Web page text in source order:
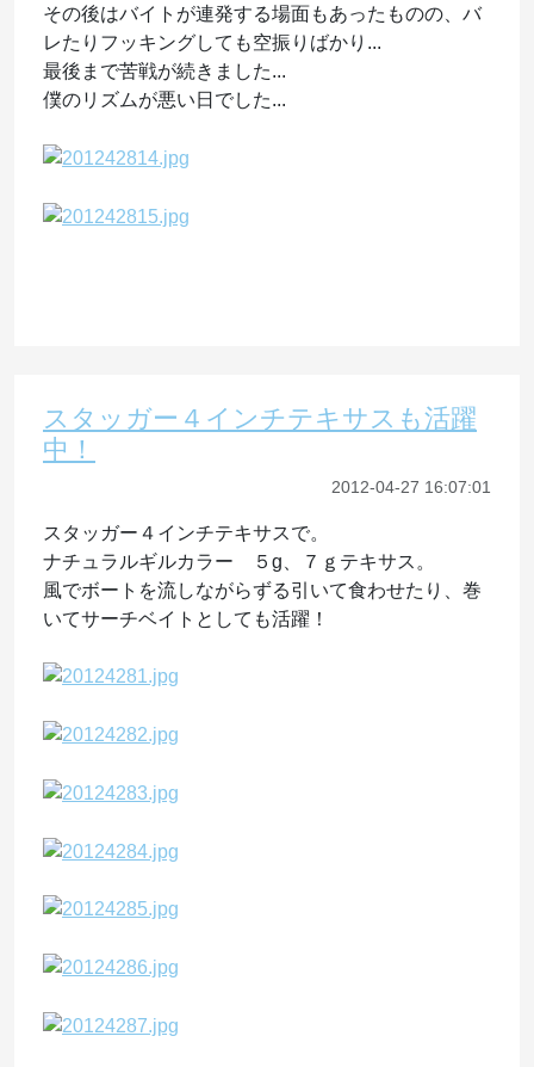
その後はバイトが連発する場面もあったものの、バ
レたりフッキングしても空振りばかり...
最後まで苦戦が続きました...
僕のリズムが悪い日でした...
スタッガー４インチテキサスも活躍
中！
2012-04-27 16:07:01
スタッガー４インチテキサスで。
ナチュラルギルカラー ５g、７ｇテキサス。
風でボートを流しながらずる引いて食わせたり、巻
いてサーチベイトとしても活躍！